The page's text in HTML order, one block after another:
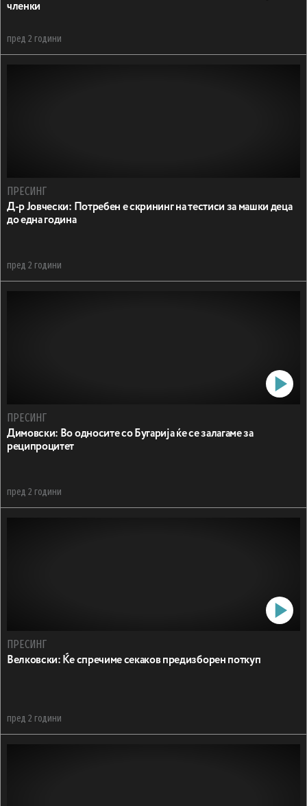
членки
пред 2 години
ПРЕСИНГ
Д-р Јовчески: Потребен е скрининг на тестиси за машки деца
до една година
пред 2 години
ПРЕСИНГ
Димовски: Во односите со Бугарија ќе се залагаме за
реципроцитет
пред 2 години
ПРЕСИНГ
Велковски: Ќе спречиме секаков предизборен поткуп
пред 2 години